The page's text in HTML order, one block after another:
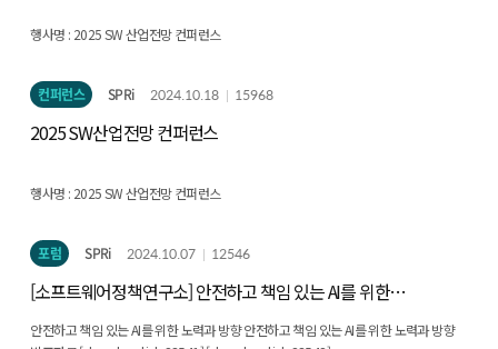
행사명 : 2025 SW 산업전망 컨퍼런스
주제 :소프트웨어와 인공지능 미래를 먼저 보다
일시 :2024.12.3.(화) / 13:20 ~ 17:20
컨퍼런스 SPRi 2024.10.18 15968
2025 SW산업전망 컨퍼런스
행사명 : 2025 SW 산업전망 컨퍼런스
주제 :소프트웨어와 인공지능 미래를 먼저 보다
일시 :2024.12.3.(화) / 13:20 ~ 17:20
포럼 SPRi 2024.10.07 12546
[소프트웨어정책연구소] 안전하고 책임 있는 AI를 위한
노력과 방향(결과)
안전하고 책임 있는 AI를 위한 노력과 방향 안전하고 책임 있는 AI를 위한 노력과 방향